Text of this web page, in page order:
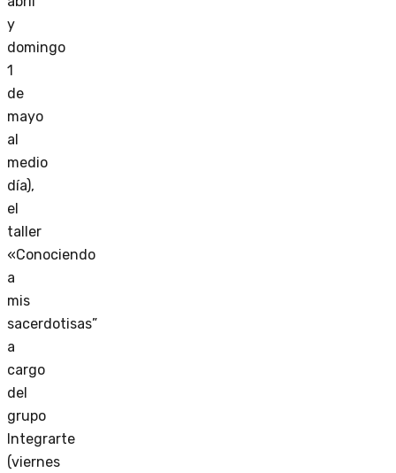
y
domingo
1
de
mayo
al
medio
día),
el
taller
«Conociendo
a
mis
sacerdotisas”
a
cargo
del
grupo
Integrarte
(viernes